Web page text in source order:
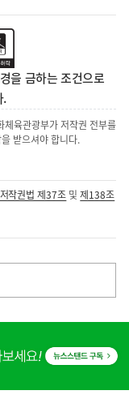
을 금하는 조건으로
.
체육관광부가 저작권 전부를
받으셔야 합니다.
저작권법 제37조 및제138조